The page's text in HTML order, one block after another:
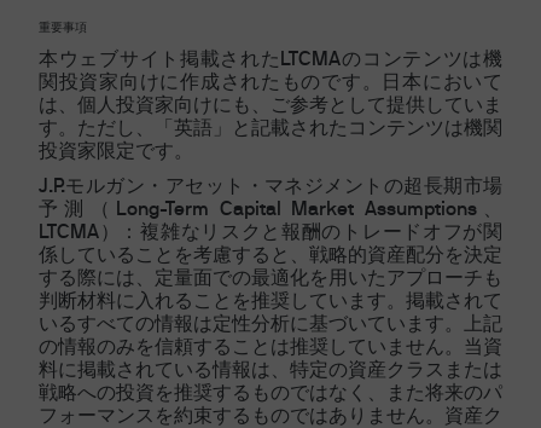
重要事項
本ウェブサイト掲載されたLTCMAのコンテンツは機
関投資家向けに作成されたものです。日本において
は、個人投資家向けにも、ご参考として提供していま
す。ただし、「英語」と記載されたコンテンツは機関
投資家限定です。
J.P.モルガン・アセット・マネジメントの超長期市場
予測（Long-Term Capital Market Assumptions、
LTCMA）：複雑なリスクと報酬のトレードオフが関
係していることを考慮すると、戦略的資産配分を決定
する際には、定量面での最適化を用いたアプローチも
判断材料に入れることを推奨しています。掲載されて
いるすべての情報は定性分析に基づいています。上記
の情報のみを信頼することは推奨していません。当資
料に掲載されている情報は、特定の資産クラスまたは
戦略への投資を推奨するものではなく、また将来のパ
フォーマンスを約束するものではありません。資産ク